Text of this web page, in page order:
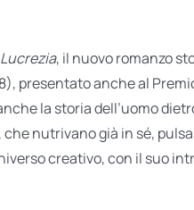
, il nuovo romanzo
presentato anche al
la storia dell’uomo
che nutrivano già in sé,
creativo, con il suo